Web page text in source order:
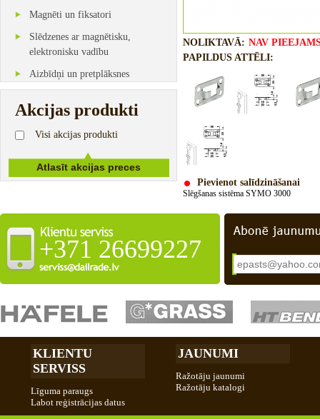
Magnēti un fiksatori
Slēdzenes ar magnētisku,
elektronisku vadību
Aizbīdņi un pretplāksnes
Akcijas produkti
Visi akcijas produkti
NOLIKTAVĀ: NAV
PAPILDUS ATTĒLI:
Pievienot salīdzināšanai
Slēgšanas sistēma SYMO 3000
+371 26699227
KLIENTU
SERVISS
Līguma paraugs
Labot reģistrācijas datus
JAUNUMI
Ražotāju jaunumi
Ražotāju katalogi